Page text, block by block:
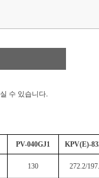
수 있습니다.
PV-040GJ1 KPV(E)-
130 272.2/